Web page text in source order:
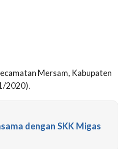
Mersam, Kabupaten
2020).
dengan SKK Migas